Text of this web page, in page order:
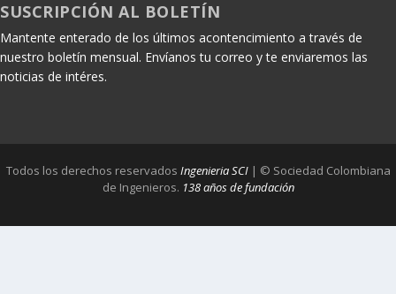
SUSCRIPCIÓN AL BOLETÍN
Mantente enterado de los últimos acontencimiento a través de
nuestro boletín mensual. Envíanos tu correo y te enviaremos las
noticias de intéres.
Todos los derechos reservados Ingenieria SCI | © Sociedad Colombiana
de Ingenieros. 138 años de fundación